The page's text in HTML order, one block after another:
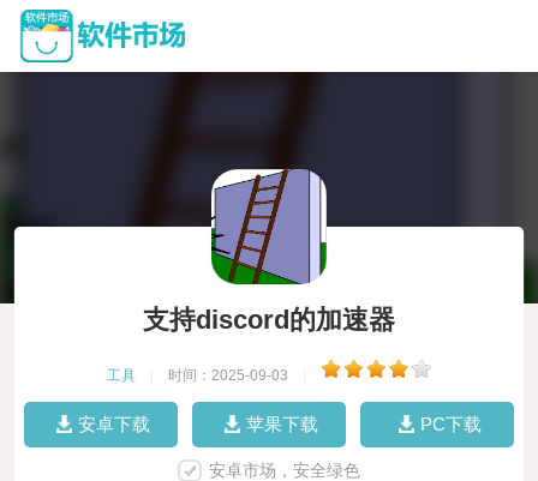
支持discord的加速器
工具 时间：2025-09-03
安卓下载 苹果下载 PC下载
安卓市场，安全绿色